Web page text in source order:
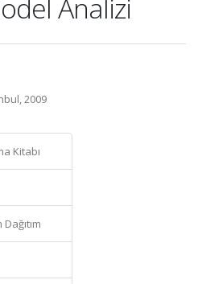
Analizi
2009
Kitabı